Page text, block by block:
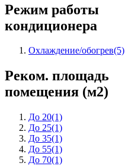
Режим работы
кондиционера
Охлаждение/обогрев(5)
Реком. площадь
помещения (м2)
До 20(1)
До 25(1)
До 35(1)
До 55(1)
До 70(1)